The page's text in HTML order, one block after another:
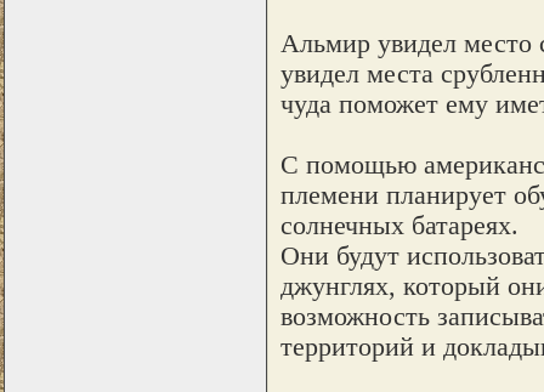
Альмир увидел место
увидел места
чуда поможет ему
С помощью
племени планирует
солнечных батареях.
Они будут
джунглях, который
возможность
территорий и